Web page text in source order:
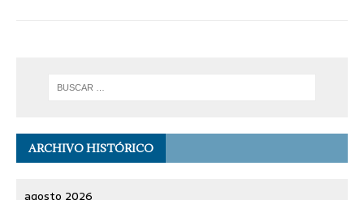
ARCHIVO HISTÓRICO
agosto 2026